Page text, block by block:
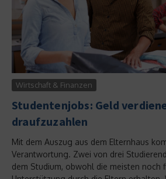
Wirtschaft & Finanzen
Studentenjobs: Geld
draufzuzahlen
Mit dem Auszug aus dem Elternhaus
Verantwortung. Zwei von drei
dem Studium, obwohl die meisten noch